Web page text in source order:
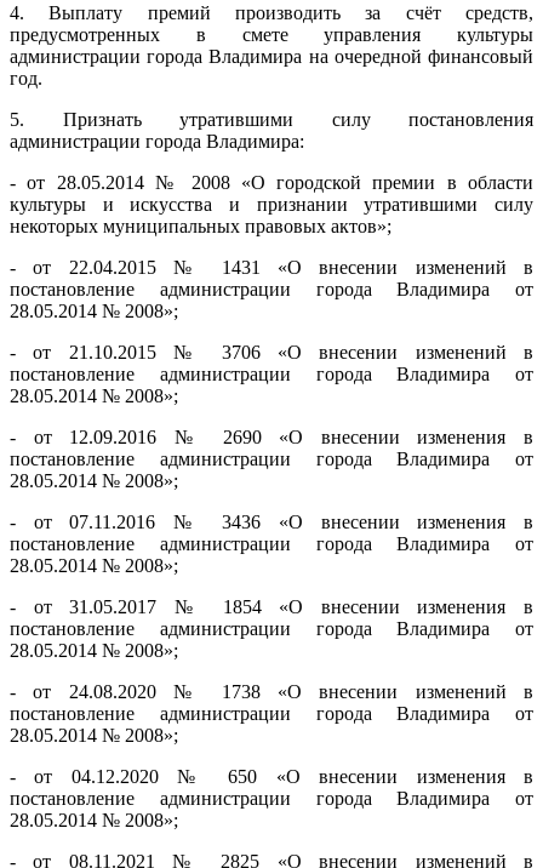
4. Выплату премий производить за счёт средств,
предусмотренных в смете управления культуры
администрации города Владимира на очередной финансовый
год.
5. Признать утратившими силу постановления
администрации города Владимира:
- от 28.05.2014 № 2008 «О городской премии в области
культуры и искусства и признании утратившими силу
некоторых муниципальных правовых актов»;
- от 22.04.2015 № 1431 «О внесении изменений в
постановление администрации города Владимира от
28.05.2014 № 2008»;
- от 21.10.2015 № 3706 «О внесении изменений в
постановление администрации города Владимира от
28.05.2014 № 2008»;
- от 12.09.2016 № 2690 «О внесении изменения в
постановление администрации города Владимира от
28.05.2014 № 2008»;
- от 07.11.2016 № 3436 «О внесении изменения в
постановление администрации города Владимира от
28.05.2014 № 2008»;
- от 31.05.2017 № 1854 «О внесении изменения в
постановление администрации города Владимира от
28.05.2014 № 2008»;
- от 24.08.2020 № 1738 «О внесении изменений в
постановление администрации города Владимира от
28.05.2014 № 2008»;
- от 04.12.2020 № 650 «О внесении изменения в
постановление администрации города Владимира от
28.05.2014 № 2008»;
- от 08.11.2021 № 2825 «О внесении изменений в